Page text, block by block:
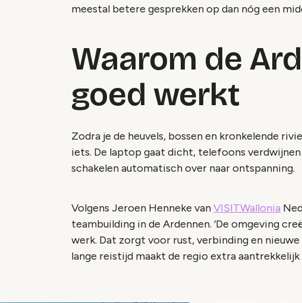
meestal betere gesprekken op dan nóg een
Waarom de
goed werkt
Zodra je de heuvels, bossen en kronkelende
iets. De laptop gaat dicht, telefoons verdwijnen
schakelen automatisch over naar ontspanning.
Volgens Jeroen Henneke vanVISITWallonia
teambuilding in de Ardennen. ‘De omgeving
werk. Dat zorgt voor rust, verbinding en nieuwe
lange reistijd maakt de regio extra